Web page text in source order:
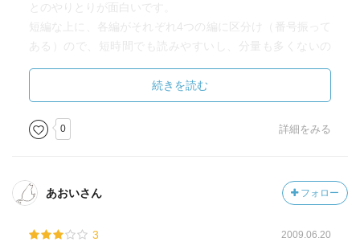
とのやりとりが面白いです。
短編な上に、各編がそれぞれ4つの編に区分け（番号振って
ある）ので、短時間でも読みやすいし、分量も多くないの
続きを読む
0 詳細をみる
あおいさん フォロー
3 2009.06.20